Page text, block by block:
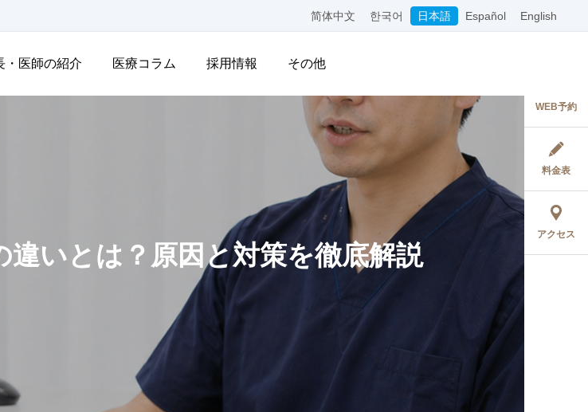
简体中文 한국어 日本語 Español English
・医師の紹介 医療コラム 採用情報 その他
WEB予約
料金表
アクセス
いとは？原因と対策を徹底解説